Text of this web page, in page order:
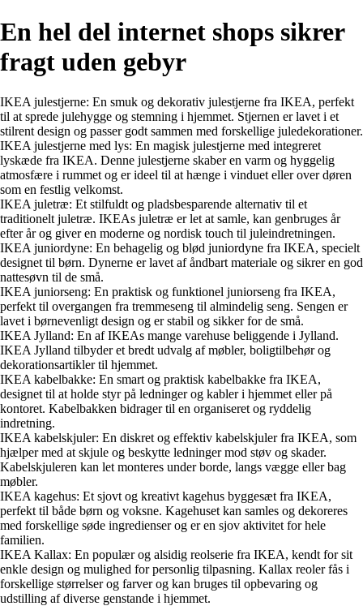
En hel del internet shops sikrer
fragt uden gebyr
IKEA julestjerne: En smuk og dekorativ julestjerne fra IKEA, perfekt
til at sprede julehygge og stemning i hjemmet. Stjernen er lavet i et
stilrent design og passer godt sammen med forskellige juledekorationer.
IKEA julestjerne med lys: En magisk julestjerne med integreret
lyskæde fra IKEA. Denne julestjerne skaber en varm og hyggelig
atmosfære i rummet og er ideel til at hænge i vinduet eller over døren
som en festlig velkomst.
IKEA juletræ: Et stilfuldt og pladsbesparende alternativ til et
traditionelt juletræ. IKEAs juletræ er let at samle, kan genbruges år
efter år og giver en moderne og nordisk touch til juleindretningen.
IKEA juniordyne: En behagelig og blød juniordyne fra IKEA, specielt
designet til børn. Dynerne er lavet af åndbart materiale og sikrer en god
nattesøvn til de små.
IKEA juniorseng: En praktisk og funktionel juniorseng fra IKEA,
perfekt til overgangen fra tremmeseng til almindelig seng. Sengen er
lavet i børnevenligt design og er stabil og sikker for de små.
IKEA Jylland: En af IKEAs mange varehuse beliggende i Jylland.
IKEA Jylland tilbyder et bredt udvalg af møbler, boligtilbehør og
dekorationsartikler til hjemmet.
IKEA kabelbakke: En smart og praktisk kabelbakke fra IKEA,
designet til at holde styr på ledninger og kabler i hjemmet eller på
kontoret. Kabelbakken bidrager til en organiseret og ryddelig
indretning.
IKEA kabelskjuler: En diskret og effektiv kabelskjuler fra IKEA, som
hjælper med at skjule og beskytte ledninger mod støv og skader.
Kabelskjuleren kan let monteres under borde, langs vægge eller bag
møbler.
IKEA kagehus: Et sjovt og kreativt kagehus byggesæt fra IKEA,
perfekt til både børn og voksne. Kagehuset kan samles og dekoreres
med forskellige søde ingredienser og er en sjov aktivitet for hele
familien.
IKEA Kallax: En populær og alsidig reolserie fra IKEA, kendt for sit
enkle design og mulighed for personlig tilpasning. Kallax reoler fås i
forskellige størrelser og farver og kan bruges til opbevaring og
udstilling af diverse genstande i hjemmet.